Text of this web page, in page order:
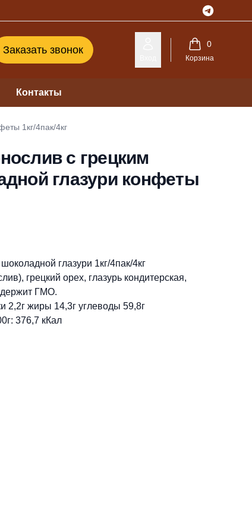
Telegram
Заказать звонок 0
Корзина
Контакты
1кг/4пак/4кг
с грецким
глазури конфеты
глазури 1кг/4пак/4кг
грецкий орех, глазурь кондитерская,
ГМО.
2,2г жиры 14,3г углеводы 59,8г
376,7 кКал